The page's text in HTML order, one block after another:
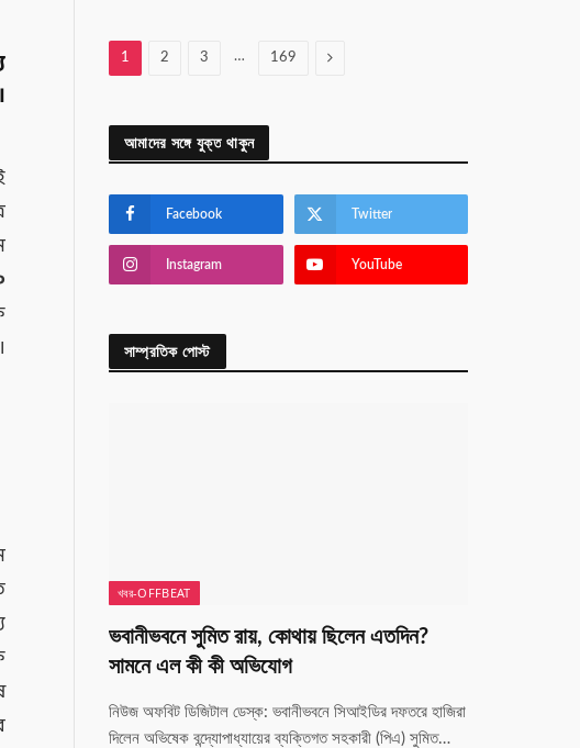
1 2 3 … 169 Next
আমাদের সঙ্গে যুক্ত থাকুন
Facebook Twitter
Instagram YouTube
সাম্প্রতিক পোস্ট
খবর-OFFBEAT
ভবানীভবনে সুমিত রায়, কোথায় ছিলেন এতদিন?
সামনে এল কী কী অভিযোগ
নিউজ অফবিট ডিজিটাল ডেস্ক: ভবানীভবনে সিআইডির দফতরে হাজিরা
দিলেন অভিষেক বন্দ্যোপাধ্যায়ের ব্যক্তিগত সহকারী (পিএ) সুমিত…